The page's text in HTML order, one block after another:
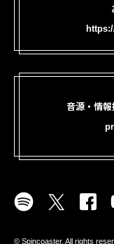
音源・情
©︎ Spincoaster. All rights